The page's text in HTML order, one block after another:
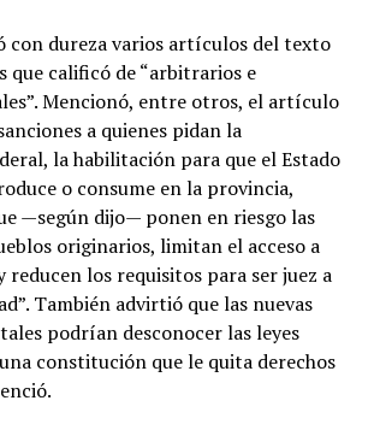
con dureza varios artículos del texto
que calificó de “arbitrarios e
Mencionó, entre otros, el artículo
a quienes pidan la
la habilitación para que el Estado
o consume en la provincia,
—según dijo— ponen en riesgo las
originarios, limitan el acceso a
reducen los requisitos para ser juez a
También advirtió que las nuevas
podrían desconocer las leyes
constitución que le quita derechos